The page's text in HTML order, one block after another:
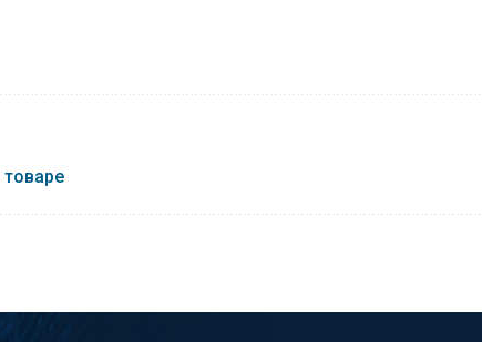
постепенно расширяет свою гибкость
специальные сенсорные рецепторы